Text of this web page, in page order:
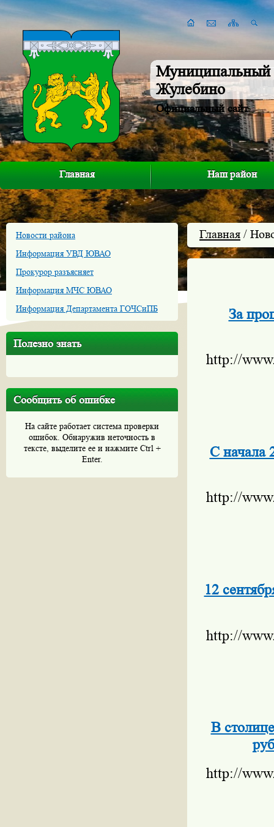
Муниципальный
Жулебино
Официальный сайт
Главная Наш район
Новости района
Информация УВД ЮВАО
Прокурор разъясняет
Информация МЧС ЮВАО
Информация Департамента ГОЧСиПБ
Полезно знать
Сообщить об ошибке
На сайте работает система проверки
ошибок. Обнаружив неточность в
тексте, выделите ее и нажмите Ctrl +
Enter.
Главная /
За
http://
С начала
http://
12
http://
В
http://